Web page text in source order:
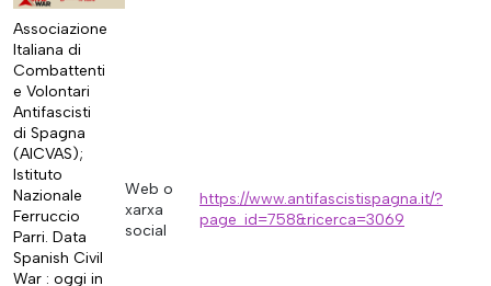
Associazione
Italiana di
Combattenti
e Volontari
Antifascisti
di Spagna
(AICVAS);
Istituto
Nazionale
Ferruccio
Parri. Data
Spanish Civil
War : oggi in
Web o
xarxa
social
https://www.antifascistispagna.it/?
page_id=758&ricerca=3069